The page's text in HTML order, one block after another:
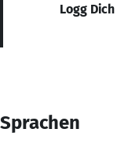
Logg
Sprachen